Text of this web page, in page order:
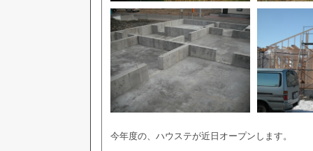
今年度の、ハウステが近日オープンします。